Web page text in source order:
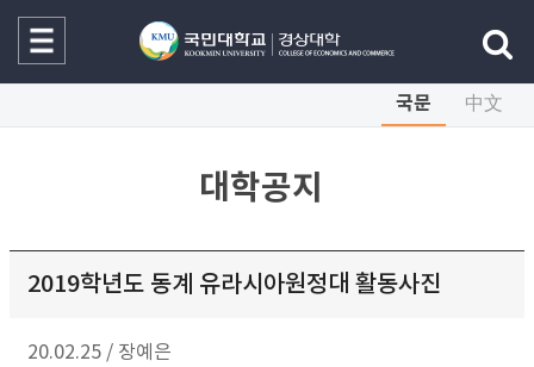
국문 中文
대학공지
2019학년도 동계 유라시아원정대 활동사진
20.02.25 / 장예은